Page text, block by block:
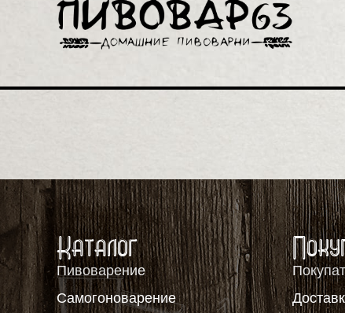
Каталог
Пивоварение
Самогоноварение